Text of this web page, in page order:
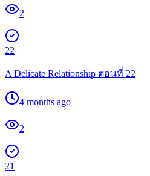
2
22
A Delicate Relationship ตอนที่ 22
4 months ago
2
21